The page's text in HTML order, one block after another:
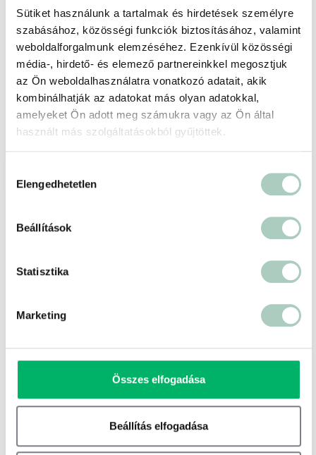
Sütiket használunk a tartalmak és hirdetések személyre
szabásához, közösségi funkciók biztosításához, valamint
weboldalforgalmunk elemzéséhez. Ezenkívül közösségi
média-, hirdető- és elemező partnereinkkel megosztjuk
az Ön weboldalhasználatra vonatkozó adatait, akik
kombinálhatják az adatokat más olyan adatokkal,
amelyeket Ön adott meg számukra vagy az Ön által
használt más szolgáltatásokból gyűjtöttek.
kiválasztása
Elengedhetetlen
Beállítások
Statisztika
Marketing
Összes elfogadása
Beállítás elfogadása
a Citydeals-en!
1108 Budapest Kozma utca 7.
49 000 Ft 44 100 Ft-tól
Easy csomag 1 vagy 2 fő részére - 44 100 Ft
-11 %
Egy napos gastro-wellness négy csillagos
szállodában
2072 Zsámbék Nyárfás u. 2.